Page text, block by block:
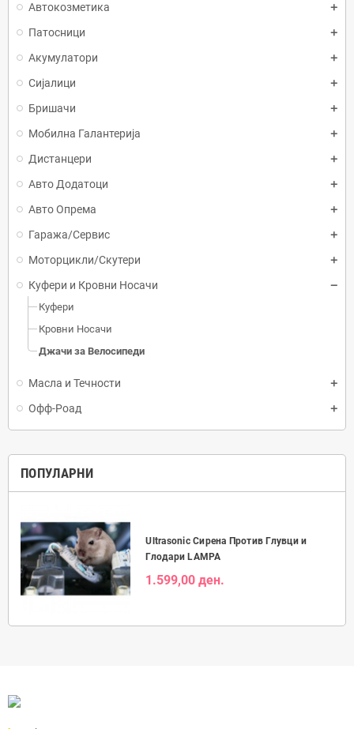
Автокозметика
Патосници
Акумулатори
Сијалици
Бришачи
Мобилна Галантерија
Дистанцери
Авто Додатоци
Авто Опрема
Гаража/Сервис
Моторцикли/Скутери
Куфери и Кровни Носачи
Куфери
Кровни Носачи
Джачи за Велосипеди
Масла и Течности
Офф-Роад
ПОПУЛАРНИ
Ultrasonic Сирена Против Глувци и
Глодари LAMPA
1.599,00 ден.